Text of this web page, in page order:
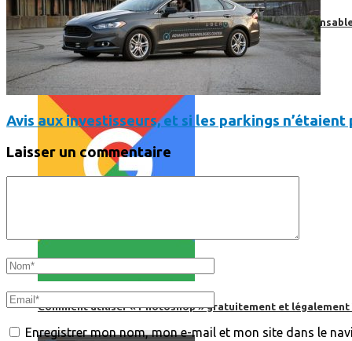
Pourquoi les outils de Google sont-ils devenus
Comment utiliser « Photoshop » gratuitement et légalement
Avis aux investisseurs, et si les parkings
Laisser un commentaire
Enregistrer mon nom, mon e-mail et mon site dans le